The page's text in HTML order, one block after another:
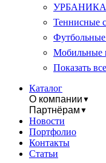
УРБАНИКА
Теннисные
Футбольные
Мобильные
Показать
Каталог
О компании ▼
Партнёрам ▼
Новости
Портфолио
Контакты
Статьи